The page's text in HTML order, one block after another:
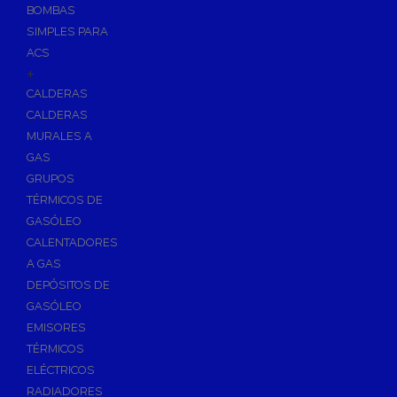
Sumideros para Piscinas
Accesorios para Piscinas
Productos Químicos para Piscinas
Reguladores de PH
Antialgas para Piscinas
Floculante para Piscinas
Cloro para Piscinas
Desinfección de Piscinas sin Cloro
Invernaje de Piscinas
Limpiadores de Piscinas
Kits Analizadores
Dosificadores
Riego, Jardín y Fuentes
BOMBAS
SIMPLES PARA
ACS
+
CALDERAS
CALDERAS
MURALES A
GAS
GRUPOS
TÉRMICOS DE
GASÓLEO
CALENTADORES
A GAS
DEPÓSITOS DE
GASÓLEO
EMISORES
TÉRMICOS
ELÉCTRICOS
RADIADORES